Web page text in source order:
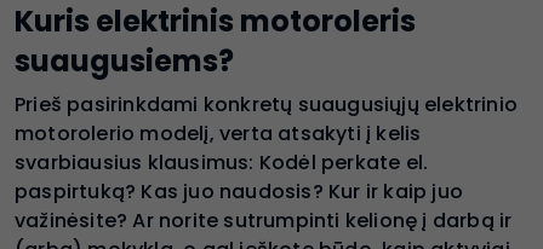
Kuris elektrinis motoroleris
suaugusiems?
Prieš pasirinkdami konkretų suaugusiųjų elektrinio
motorolerio modelį, verta atsakyti į kelis
svarbiausius klausimus: Kodėl perkate el.
paspirtuką? Kas juo naudosis? Kur ir kaip juo
važinėsite? Ar norite sutrumpinti kelionę į darbą ir